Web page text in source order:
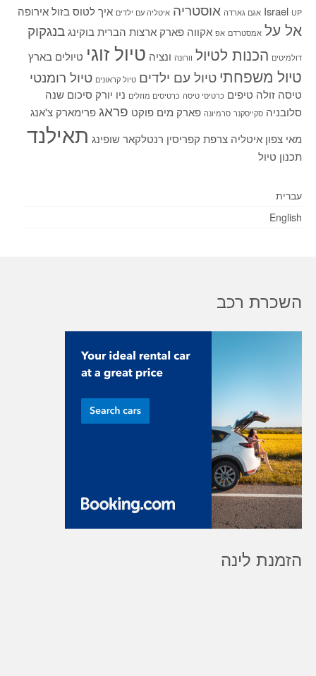
Israel UP אגם גארדה אוסטריה איטליה עם ילדים איך לטוס בזולאירופה
אל על אמסטרדם אפ אקווה פארק ארצות הברית בוקינגבנגקוק
דולמיטים הכנות לטיול וורונה ונציה טיול זוגי טיולים בארץ
טיול משפחתיטיול עם ילדים טיול קראונים טיול רומנטי
טיסה זולה טיפים כרטיסי טיסה כרטיסים מוזלים ניו יורק סיכום שנה
סלובניה סקייסקנר סרמיונה פארק מים פוקט פראג פרימארק צ'אנג
מאי צפון איטליה צרפת קפריסין רנטלקארשופינג תאילנד
תכנון טיול
עברית
English
השכרת רכב
הזמנת לינה